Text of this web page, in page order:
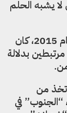
يشبه الحلم
بعد معركة تحرير عدن من الحوثيين عام 2015، كان
بدلالة
من
“الجنوب” في